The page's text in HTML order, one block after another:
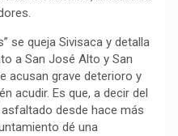
se queja Sivisaca y detalla
a San José Alto y San
acusan grave deterioro y
acudir. Es que, a decir del
desde hace más
dé una